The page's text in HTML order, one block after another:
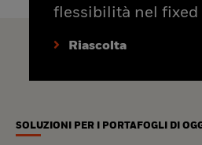
flessibilità nel fixed
Riascolta
SOLUZIONI PER I PORTAFOGLI DI